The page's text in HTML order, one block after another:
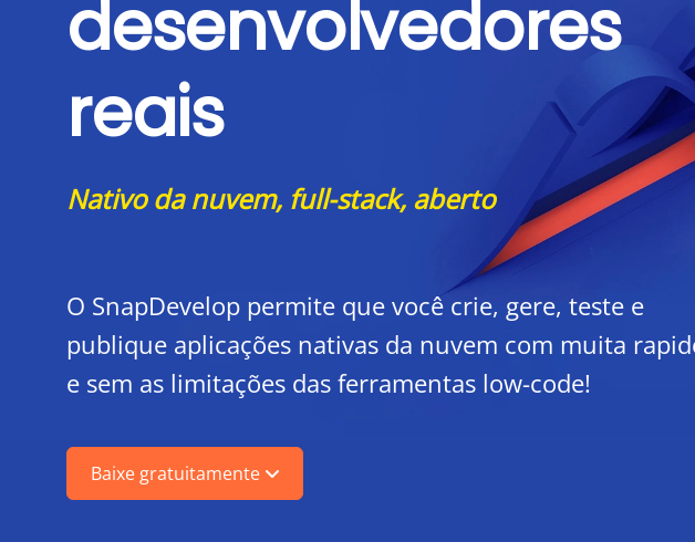
desenvolvedores
reais
Nativo da nuvem, full-stack, aberto
O SnapDevelop permite que você crie, gere, teste e
publique aplicações nativas da nuvem com muita
e sem as limitações das ferramentas low-code!
Baixe gratuitamente